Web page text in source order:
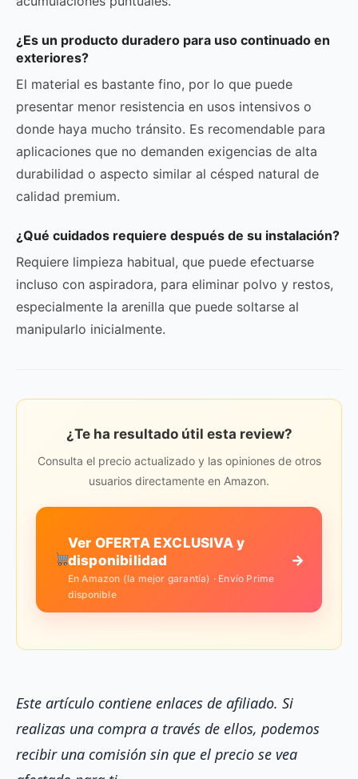
¿Es un producto duradero para uso continuado en
exteriores?
El material es bastante fino, por lo que puede
presentar menor resistencia en usos intensivos o
donde haya mucho tránsito. Es recomendable para
aplicaciones que no demanden exigencias de alta
durabilidad o aspecto similar al césped natural de
calidad premium.
¿Qué cuidados requiere después de su instalación?
Requiere limpieza habitual, que puede efectuarse
incluso con aspiradora, para eliminar polvo y restos,
especialmente la arenilla que puede soltarse al
manipularlo inicialmente.
¿Te ha resultado útil esta review?
Consulta el precio actualizado y las opiniones de otros
usuarios directamente en Amazon.
Ver OFERTA EXCLUSIVA y
disponibilidad
En Amazon (la mejor garantía) · Envío Prime
disponible
→
Este artículo contiene enlaces de afiliado. Si
realizas una compra a través de ellos, podemos
recibir una comisión sin que el precio se vea